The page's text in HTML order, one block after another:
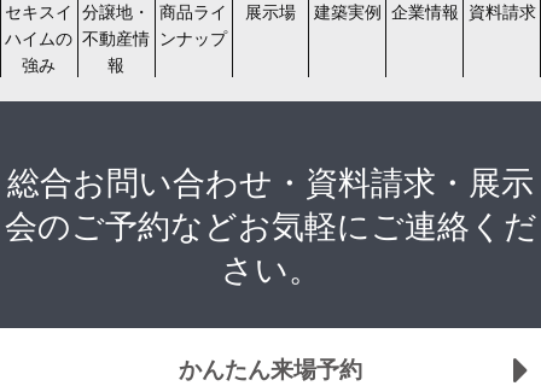
セキスイ
ハイムの
強み
分譲地・
不動産情
報
商品ライ
ンナップ
展示場 建築実例 企業情報 資料請求
総合お問い合わせ・資料請求・展示
会のご予約などお気軽にご連絡くだ
さい。
かんたん来場予約